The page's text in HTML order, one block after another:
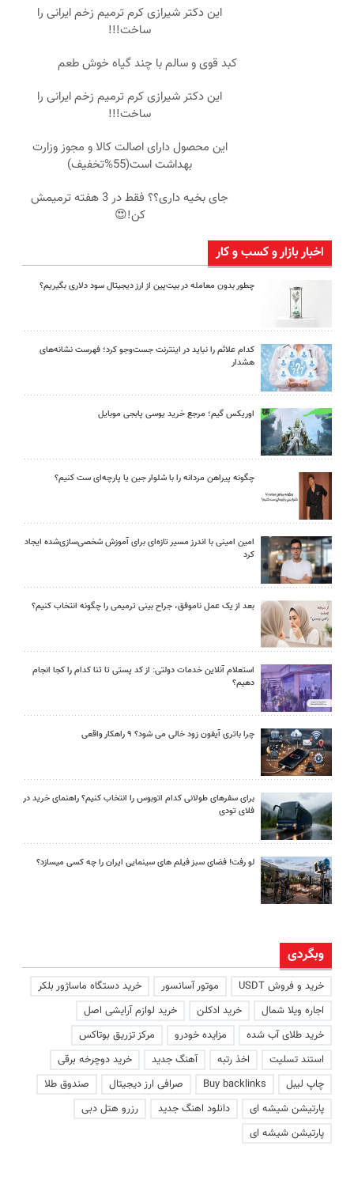
این دکتر شیرازی کرم ترمیم زخم ایرانی را
ساخت!!!
کبد قوی و سالم با چند گیاه خوش طعم
این دکتر شیرازی کرم ترمیم زخم ایرانی را
ساخت!!!
این محصول دارای اصالت کالا و مجوز وزارت
بهداشت است(55%تخفیف)
جای بخیه داری؟؟ فقط در 3 هفته ترمیمش
کن!😍
اخبار بازار و کسب و کار
چطور بدون معامله در بیت‌پین از ارز دیجیتال سود دلاری بگیریم؟
کدام علائم را نباید در اینترنت جست‌وجو کرد؛ فهرست نشانه‌های
هشدار
اوریکس گیم؛ مرجع خرید یوسی پابجی موبایل
چگونه پیراهن مردانه را با شلوار جین یا پارچه‌ای ست کنیم؟
امین امینی با اندرز مسیر تازه‌ای برای آموزش شخصی‌سازی‌شده ایجاد
کرد
بعد از یک عمل ناموفق، جراح بینی ترمیمی را چگونه انتخاب کنیم؟
استعلام آنلاین خدمات دولتی: از کد پستی تا ثنا کدام را کجا انجام
دهیم؟
چرا باتری آیفون زود خالی می شود؟ ۹ راهکار واقعی
برای سفرهای طولانی کدام اتوبوس را انتخاب کنیم؟ راهنمای خرید در
فلای تودی
لو رفت! فضای سبز فیلم های سینمایی ایران را چه کسی میسازد؟
وبگردی
خرید و فروش USDT موتور آسانسور
خرید دستگاه ماساژور بلکر
اجاره ویلا شمال
خرید ادکلن
خرید لوازم آرایشی اصل
خرید طلای آب شده
مزایده خودرو
مرکز تزریق بوتاکس
استند تسلیت
اخذ رتبه آهنگ جدید
خرید دوچرخه برقی
چاپ لیبل
Buy backlinks صرافی ارز دیجیتال
صندوق طلا
پارتیشن شیشه ای
دانلود اهنگ جدید
رزرو هتل دبی
پارتیشن شیشه ای